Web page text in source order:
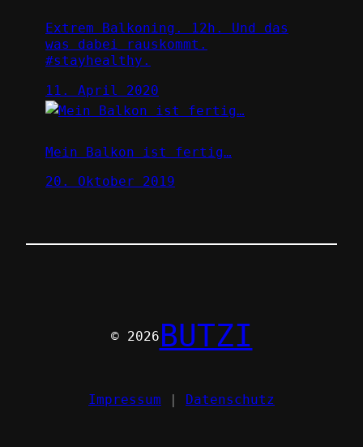
Extrem Balkoning. 12h. Und das
was dabei rauskommt.
#stayhealthy.
11. April 2020
Mein Balkon ist fertig…
20. Oktober 2019
© 2026 BUTZI
Impressum | Datenschutz